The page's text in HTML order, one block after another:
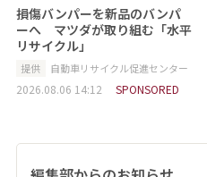
損傷バンパーを新品のバンパ
ーへ マツダが取り組む「水平
リサイクル」
提供 自動車リサイクル促進センター
2026.08.06 14:12 SPONSORED